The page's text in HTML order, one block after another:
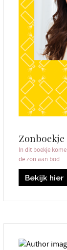
Zonboekje
In dit boekje
de zon aan bod.
Bekijk hier